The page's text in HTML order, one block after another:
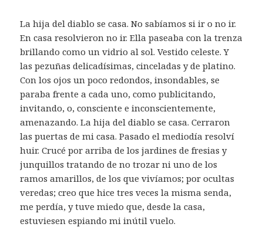
La hija del diablo se casa. No sabíamos si ir o no ir.
En casa resolvieron no ir. Ella paseaba con la trenza
brillando como un vidrio al sol. Vestido celeste. Y
las pezuñas delicadísimas, cinceladas y de platino.
Con los ojos un poco redondos, insondables, se
paraba frente a cada uno, como publicitando,
invitando, o, consciente e inconscientemente,
amenazando. La hija del diablo se casa. Cerraron
las puertas de mi casa. Pasado el mediodía resolví
huir. Crucé por arriba de los jardines de fresias y
junquillos tratando de no trozar ni uno de los
ramos amarillos, de los que vivíamos; por ocultas
veredas; creo que hice tres veces la misma senda,
me perdía, y tuve miedo que, desde la casa,
estuviesen espiando mi inútil vuelo.